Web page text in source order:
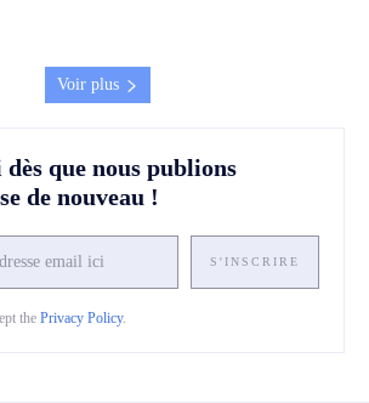
Voir plus
dès que nous publions
de nouveau !
S'INSCRIRE
the Privacy Policy.